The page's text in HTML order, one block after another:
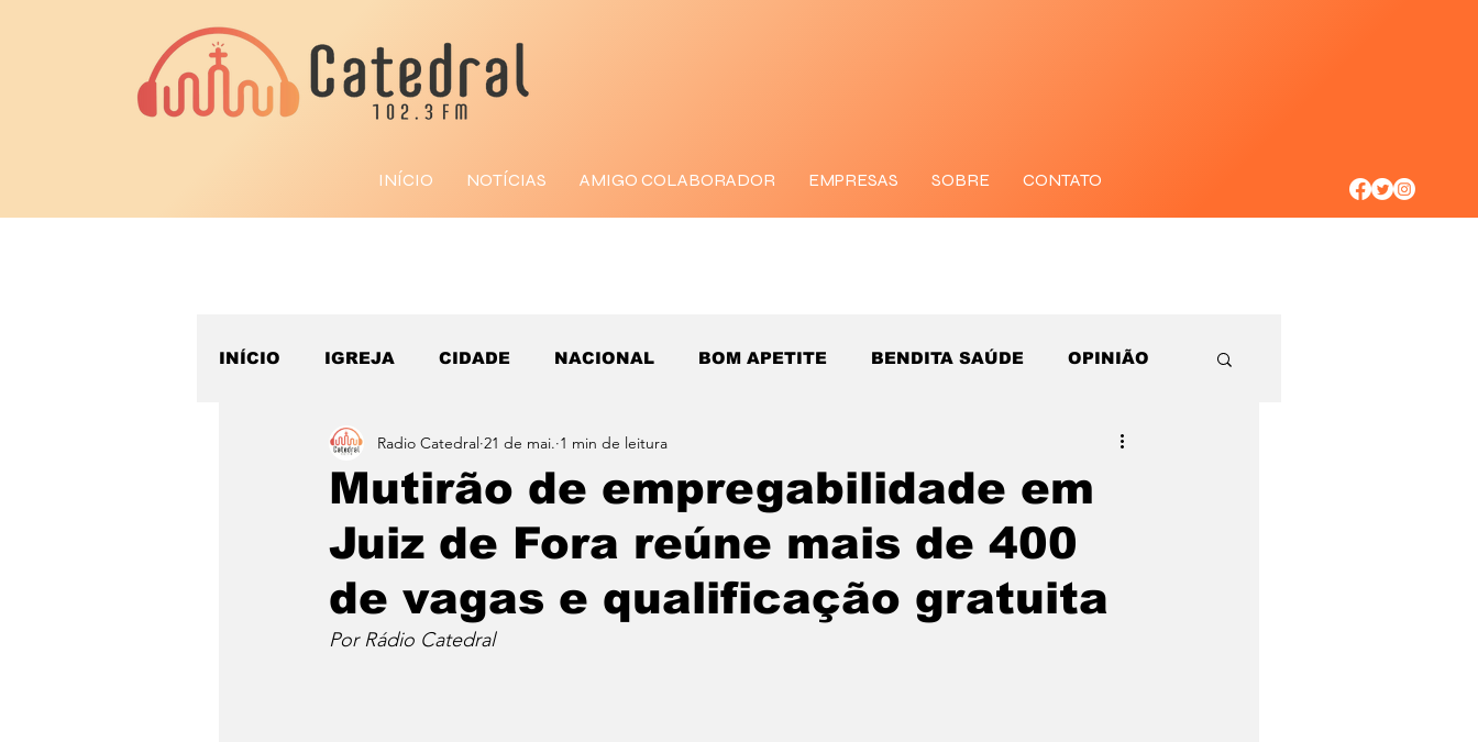
INÍCIO NOTÍCIAS AMIGO COLABORADOR EMPRESAS SOBRE CONTATO
INÍCIO IGREJA CIDADE NACIONAL BOM APETITE BENDITA SAÚDE OPINIÃO
ESPORTE
Mutirão de empregabilidade em
Juiz de Fora reúne mais de 400
de vagas e qualificação gratuita
Radio Catedral 21 de mai. 1 min de leitura
Por Rádio Catedral